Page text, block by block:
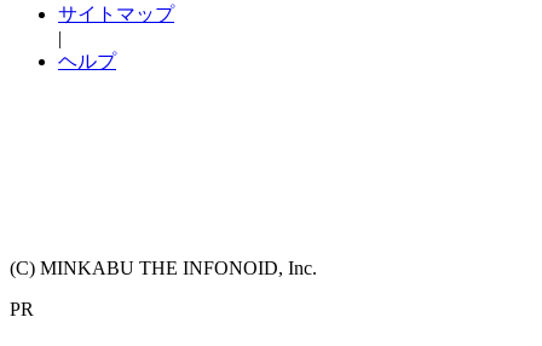
サイトマップ
|
ヘルプ
(C) MINKABU THE INFONOID, Inc.
PR